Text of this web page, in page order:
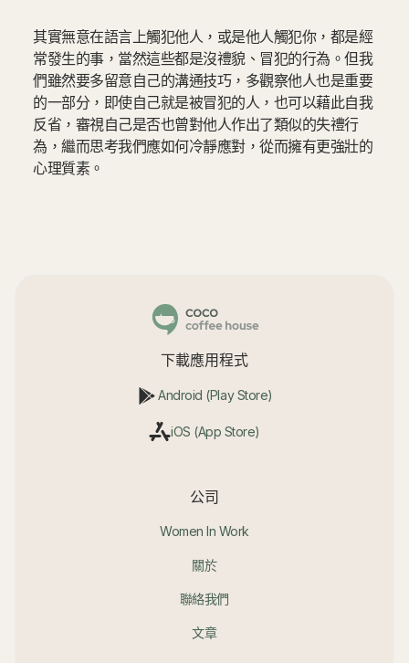
其實無意在語言上觸犯他人，或是他人觸犯你，都是經
常發生的事，當然這些都是沒禮貌、冒犯的行為。但我
們雖然要多留意自己的溝通技巧，多觀察他人也是重要
的一部分，即使自己就是被冒犯的人，也可以藉此自我
反省，審視自己是否也曾對他人作出了類似的失禮行
為，繼而思考我們應如何冷靜應對，從而擁有更強壯的
心理質素。
下載應用程式
Android (Play Store)
iOS (App Store)
公司
Women In Work
關於
聯絡我們
文章